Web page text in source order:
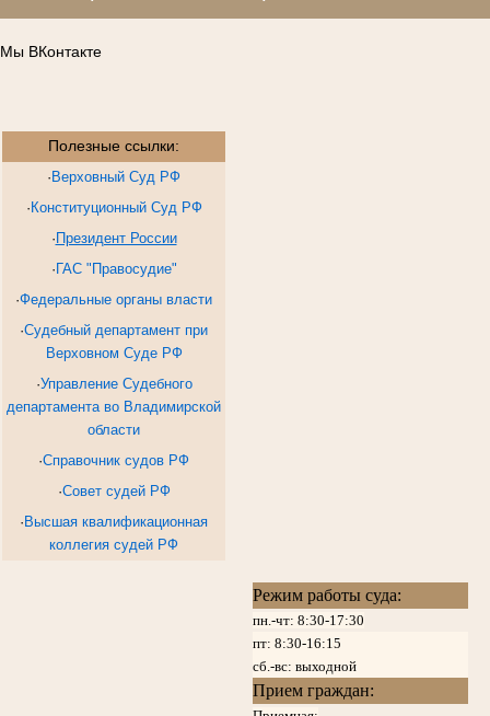
Мы ВКонтакте
Полезные ссылки:
· Верховный Суд РФ
· Конституционный Суд РФ
· Президент России
· ГАС "Правосудие"
·Федеральные органы власти
·Судебный департамент при
Верховном Суде РФ
·Управление Судебного
департамента во Владимирской
области
·Справочник судов РФ
·Совет судей РФ
· Высшая квалификационная
коллегия судей РФ
Режим работы суда:
пн.-чт: 8:30-17:30
пт: 8:30-16:15
сб.-вс: выходной
Прием граждан: